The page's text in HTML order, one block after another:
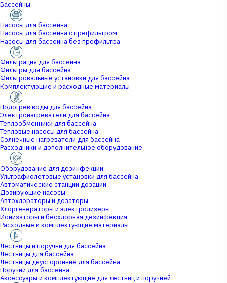
Бассейны
Насосы для бассейна
Насосы для бассейна с префильтром
Насосы для бассейна без префильтра
Фильтрация для бассейна
Фильтры для бассейна
Фильтровальные установки для бассейна
Комплектующие и расходные материалы
Подогрев воды для бассейна
Электронагреватели для бассейна
Теплообменники для бассейна
Тепловые насосы для бассейна
Солнечные нагреватели для бассейна
Расходники и дополнительное оборудование
Оборудование для дезинфекции
Ультрафиолетовые установки для бассейна
Автоматические станции дозации
Дозирующие насосы
Автохлораторы и дозаторы
Хлоргенераторы и электролизеры
Ионизаторы и бесхлорная дезинфекция
Расходные и комплектующие материалы
Лестницы и поручни для бассейна
Лестницы для бассейна
Лестницы двусторонние для бассейна
Поручни для бассейна
Аксессуары и комплектующие для лестниц и поручней